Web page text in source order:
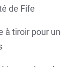
de Fife
à tiroir pour